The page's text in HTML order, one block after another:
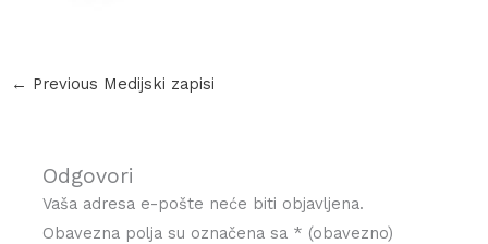
← Previous Medijski zapisi
Odgovori
Vaša adresa e-pošte neće biti objavljena.
Obavezna polja su označena sa * (obavezno)